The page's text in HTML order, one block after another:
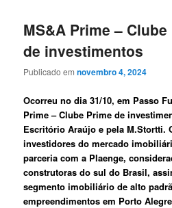
MS&A Prime – Clube
de investimentos
Publicado emnovembro 4, 2024
Ocorreu no dia 31/10, em Passo
Prime – Clube Prime de
Escritório Araújo e pela M.Stortti.
investidores do mercado
parceria com a Plaenge,
construtoras do sul do Brasil,
segmento imobiliário de alto
empreendimentos em Porto